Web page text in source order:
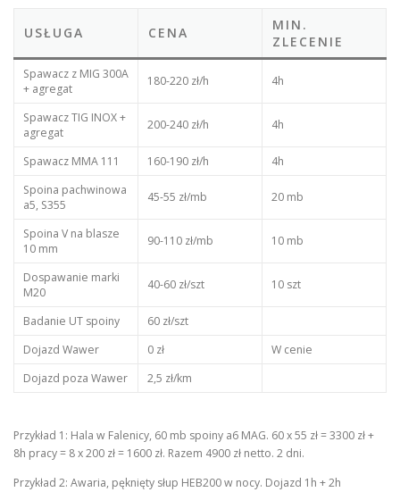
USŁUGA CENA
MIN.
ZLECENIE
Spawacz z MIG 300A
+ agregat
180-220 zł/h 4h
Spawacz TIG INOX +
agregat
200-240 zł/h 4h
Spawacz MMA 111 160-190 zł/h
4h
Spoina pachwinowa
a5, S355
45-55 zł/mb 20 mb
Spoina V na blasze
10 mm
90-110 zł/mb 10 mb
Dospawanie marki
M20
40-60 zł/szt 10 szt
Badanie UT spoiny
60 zł/szt
Dojazd Wawer
0 zł
W cenie
Dojazd poza Wawer
2,5 zł/km
Przykład 1: Hala w Falenicy, 60 mb spoiny a6 MAG. 60 x 55 zł = 3300 zł +
8h pracy = 8 x 200 zł = 1600 zł. Razem 4900 zł netto. 2 dni.
Przykład 2: Awaria, pęknięty słup HEB200 w nocy. Dojazd 1h + 2h